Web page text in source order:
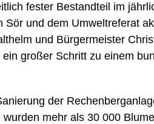
fester Bestandteil im
Sör und dem Umweltreferat
und Bürgermeister
großer Schritt zu einem
der
mehr als 30 000